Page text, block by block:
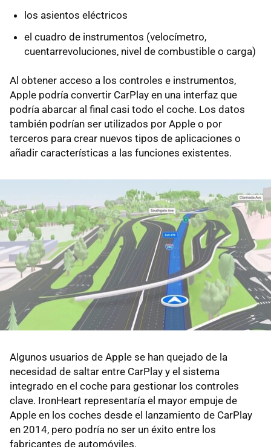
los asientos eléctricos
el cuadro de instrumentos (velocímetro,
cuentarrevoluciones, nivel de combustible o carga)
Al obtener acceso a los controles e instrumentos,
Apple podría convertir CarPlay en una interfaz que
podría abarcar al final casi todo el coche. Los datos
también podrían ser utilizados por Apple o por
terceros para crear nuevos tipos de aplicaciones o
añadir características a las funciones existentes.
Algunos usuarios de Apple se han quejado de la
necesidad de saltar entre CarPlay y el sistema
integrado en el coche para gestionar los controles
clave. IronHeart representaría el mayor empuje de
Apple en los coches desde el lanzamiento de CarPlay
en 2014, pero podría no ser un éxito entre los
fabricantes de automóviles.